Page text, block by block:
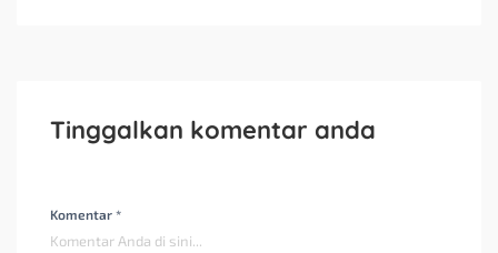
Tinggalkan komentar anda
Komentar *